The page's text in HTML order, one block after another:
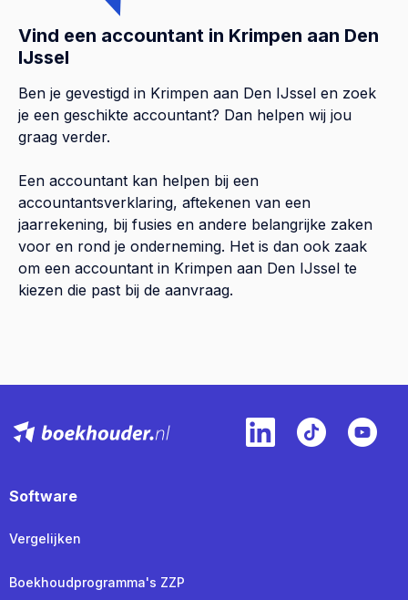
Vind een accountant in Krimpen aan Den
IJssel
Ben je gevestigd in Krimpen aan Den IJssel en zoek
je een geschikte accountant? Dan helpen wij jou
graag verder.
Een accountant kan helpen bij een
accountantsverklaring, aftekenen van een
jaarrekening, bij fusies en andere belangrijke zaken
voor en rond je onderneming. Het is dan ook zaak
om een accountant in Krimpen aan Den IJssel te
kiezen die past bij de aanvraag.
Software
Vergelijken
Boekhoudprogramma's ZZP